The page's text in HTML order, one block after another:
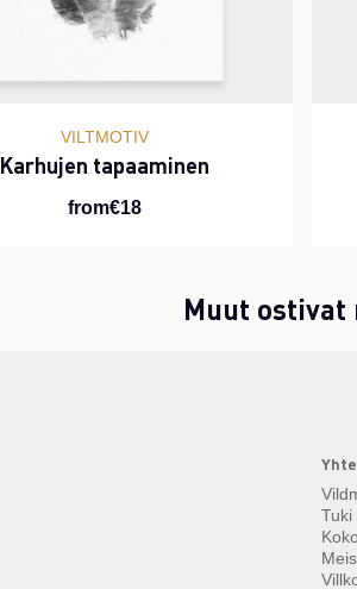
VILTMOTIV
Karhujen tapaaminen
from€18
Muut ostivat
Tuki